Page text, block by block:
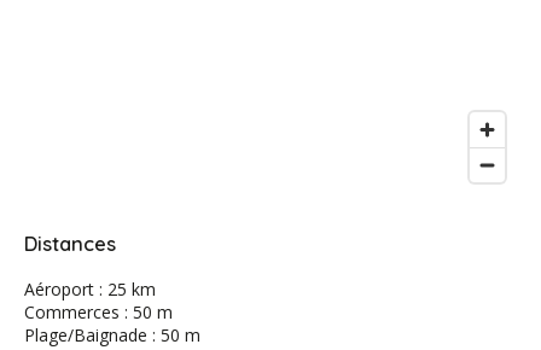
Distances
Aéroport : 25 km
Commerces : 50 m
Plage/Baignade : 50 m